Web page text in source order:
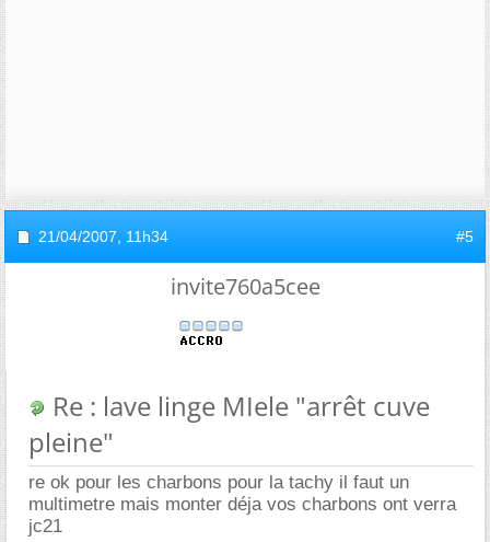
21/04/2007, 11h34 #5
invite760a5cee
Re : lave linge MIele "arrêt cuve
pleine"
re ok pour les charbons pour la tachy il faut un
multimetre mais monter déja vos charbons ont verra
jc21